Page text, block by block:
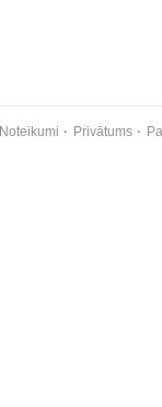
Noteikumi Privātums